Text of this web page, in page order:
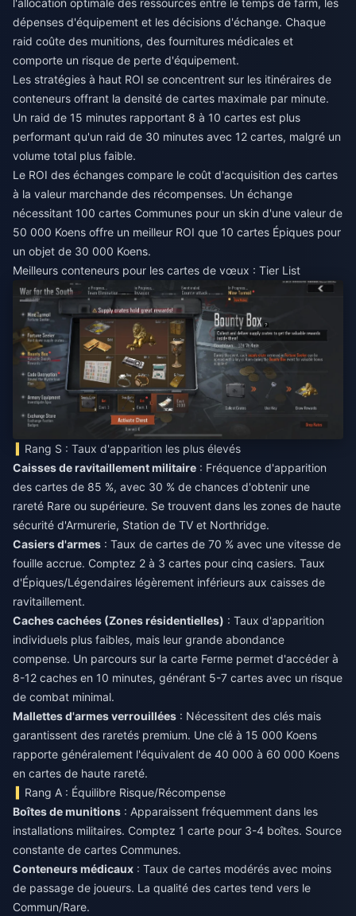
l'allocation optimale des ressources entre le temps de farm, les
dépenses d'équipement et les décisions d'échange. Chaque
raid coûte des munitions, des fournitures médicales et
comporte un risque de perte d'équipement.
Les stratégies à haut ROI se concentrent sur les itinéraires de
conteneurs offrant la densité de cartes maximale par minute.
Un raid de 15 minutes rapportant 8 à 10 cartes est plus
performant qu'un raid de 30 minutes avec 12 cartes, malgré un
volume total plus faible.
Le ROI des échanges compare le coût d'acquisition des cartes
à la valeur marchande des récompenses. Un échange
nécessitant 100 cartes Communes pour un skin d'une valeur de
50 000 Koens offre un meilleur ROI que 10 cartes Épiques pour
un objet de 30 000 Koens.
Meilleurs conteneurs pour les cartes de vœux : Tier List
Rang S : Taux d'apparition les plus élevés
Caisses de ravitaillement militaire : Fréquence d'apparition
des cartes de 85 %, avec 30 % de chances d'obtenir une
rareté Rare ou supérieure. Se trouvent dans les zones de haute
sécurité d'Armurerie, Station de TV et Northridge.
Casiers d'armes : Taux de cartes de 70 % avec une vitesse de
fouille accrue. Comptez 2 à 3 cartes pour cinq casiers. Taux
d'Épiques/Légendaires légèrement inférieurs aux caisses de
ravitaillement.
Caches cachées (Zones résidentielles) : Taux d'apparition
individuels plus faibles, mais leur grande abondance
compense. Un parcours sur la carte Ferme permet d'accéder à
8-12 caches en 10 minutes, générant 5-7 cartes avec un risque
de combat minimal.
Mallettes d'armes verrouillées : Nécessitent des clés mais
garantissent des raretés premium. Une clé à 15 000 Koens
rapporte généralement l'équivalent de 40 000 à 60 000 Koens
en cartes de haute rareté.
Rang A : Équilibre Risque/Récompense
Boîtes de munitions : Apparaissent fréquemment dans les
installations militaires. Comptez 1 carte pour 3-4 boîtes. Source
constante de cartes Communes.
Conteneurs médicaux : Taux de cartes modérés avec moins
de passage de joueurs. La qualité des cartes tend vers le
Commun/Rare.